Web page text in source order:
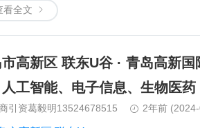
看全文
高新区 联东U谷 · 青岛高新
工智能、电子信息、生物医药
引资葛毅明13524678515 2年前